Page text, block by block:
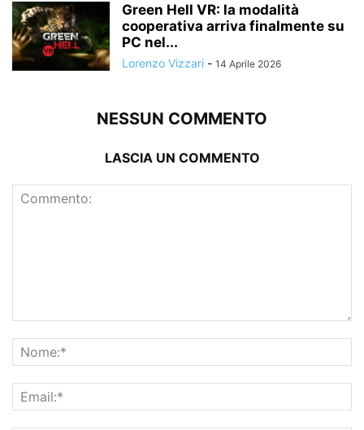
Green Hell VR: la modalità
cooperativa arriva finalmente su
PC nel...
Lorenzo Vizzari - 14 Aprile 2026
NESSUN COMMENTO
LASCIA UN COMMENTO